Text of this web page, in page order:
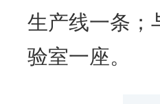
生产线一条；
验室一座。